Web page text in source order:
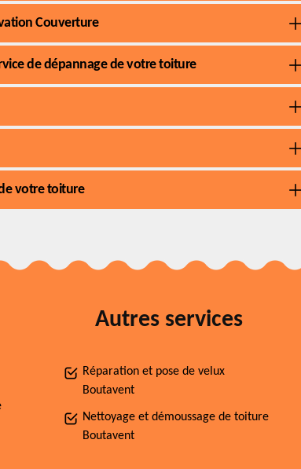
Couverture
de dépannage de votre toiture
votre toiture
Autres services
Réparation et pose de velux
Boutavent
Nettoyage et démoussage de toiture
Boutavent